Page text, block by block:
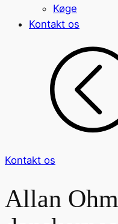
Køge
Kontakt os
Kontakt os
Allan